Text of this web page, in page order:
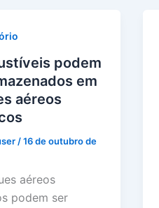
podem
em
aéreos
/16 de outubro de
aéreos
podem ser